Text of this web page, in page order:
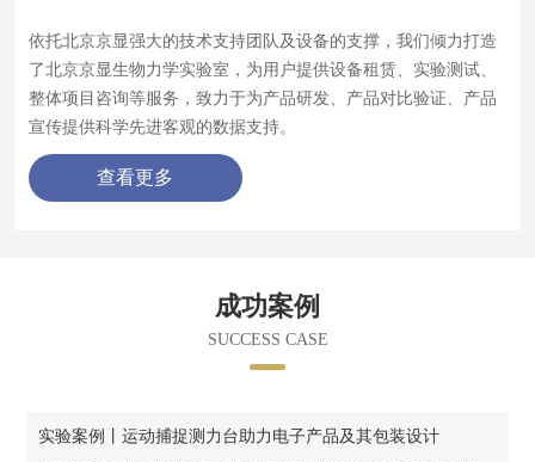
依托北京京显强大的技术支持团队及设备的支撑，我们倾力打造
了北京京显生物力学实验室，为用户提供设备租赁、实验测试、
整体项目咨询等服务，致力于为产品研发、产品对比验证、产品
宣传提供科学先进客观的数据支持。
查看更多
成功案例
SUCCESS CASE
实验案例丨运动捕捉测力台助力电子产品及其包装设计